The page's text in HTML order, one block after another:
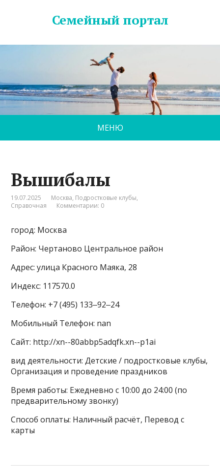
Семейный портал
МЕНЮ
Вышибалы
19.07.2025 Москва, Подростковые клубы,
Справочная
Комментарии: 0
город: Москва
Район: Чертаново Центральное район
Адрес: улица Красного Маяка, 28
Индекс: 117570.0
Телефон: +7 (495) 133‒92‒24
Мобильный Телефон: nan
Сайт: http://xn--80abbp5adqfk.xn--p1ai
вид деятельности: Детские / подростковые клубы,
Организация и проведение праздников
Время работы: Ежедневно с 10:00 до 24:00 (по
предварительному звонку)
Способ оплаты: Наличный расчёт, Перевод с
карты